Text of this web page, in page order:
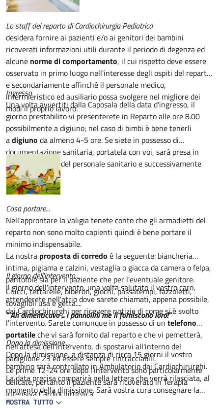
Lo staff del reparto di Cardiochirurgia Pediatrica
desidera fornire ai pazienti e/o ai genitori dei bambini
ricoverati informazioni utili durante il periodo di degenza ed
alcune norme di comportamento, il cui rispetto deve essere
osservato in primo luogo nell'interesse degli ospiti del reparto
e secondariamente affinchè il personale medico,
infermieristico ed ausiliario possa svolgere nel migliore dei
modi il proprio lavoro.
Ingresso
Una volta avvertiti dalla Caposala della data d'ingresso, il
giorno prestabilito vi presenterete in Reparto alle ore 8.00
possibilmente a digiuno; nel caso di bimbi è bene tenerli
adigiuno da almeno 4-5 ore. Se siete in possesso di
documentazione sanitaria, portatela con voi, sarà presa in
visione da parte del personale sanitario e successivamente
restituita.
Cosa portare...
Nell'approntare la valigia tenete conto che gli armadietti del
reparto non sono molto capienti quindi è bene portare il
minimo indispensabile.
La nostra proposta di corredo è la seguente: biancheria
intima, pigiama e calzini, vestaglia o giacca da camera o felpa,
pantofole sia per il paziente che per l'eventuale genitore.
Ciucci, tettarelle, biberon, giochi, passatempi, fazzoletti,
tovaglioli usa e getta....
" Ah dimenticavo ... i pannolini me li forniscono loro!"
Il giorno dell'intervento...
Il giorno dell'intervento, una volta salutato il vostro caro,
attenderete nell'atrio dove sarete chiamati, appena possibile,
dai Cardiochirurghi per ricevere notizie di come si è svolto
l'intervento. Sarete comunque in possesso di un telefono
portatileche vi sarà fornito dal reparto e che vi pemetterà,
nell'attesa dell'intervento, di spostarvi all'interno del
padiglione 23 ed essere sempre rintracciabili.
Le prime 12-24 ore dopo l'intervento sono particolarmente
delicate, pertanto il paziente sarà ricoverato in Terapia
Intensiva Cardiochirurgica
Dopo la dimissione....
Dopo la dimissione, a distanza di circa 15 giorni il vostro
bambino sarà controllato in Ambulatorio dai Cardiochirurghi.
La data precisa comparirà nella lettera che verrà rilasciata, al
momento della dimissione. Sarà vostra cura consegnare la
lettera al pediatra curante.
MOSTRA TUTTO